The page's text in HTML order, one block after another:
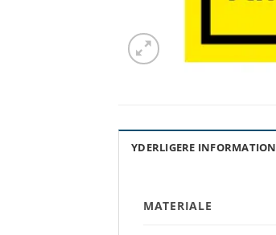
YDERLIGERE INFORMATION
MATERIALE